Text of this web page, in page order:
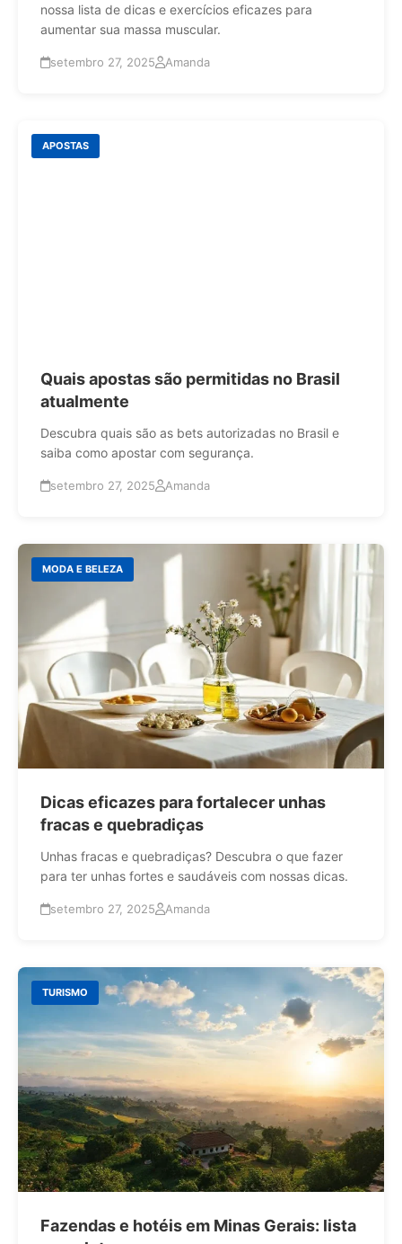
nossa lista de dicas e exercícios eficazes para
aumentar sua massa muscular.
setembro 27, 2025 Amanda
APOSTAS
Quais apostas são permitidas no Brasil
atualmente
Descubra quais são as bets autorizadas no Brasil e
saiba como apostar com segurança.
setembro 27, 2025 Amanda
MODA E BELEZA
Dicas eficazes para fortalecer unhas
fracas e quebradiças
Unhas fracas e quebradiças? Descubra o que fazer
para ter unhas fortes e saudáveis com nossas dicas.
setembro 27, 2025 Amanda
TURISMO
Fazendas e hotéis em Minas Gerais: lista